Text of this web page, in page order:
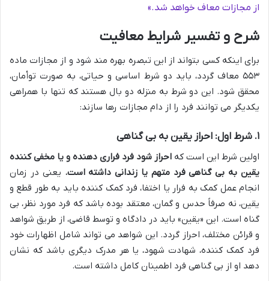
از مجازات معاف خواهد شد.»
شرح و تفسیر شرایط معافیت
برای اینکه کسی بتواند از این تبصره بهره مند شود و از مجازات ماده
۵۵۳ معاف گردد، باید دو شرط اساسی و حیاتی، به صورت توأمان،
محقق شود. این دو شرط به منزله دو بال هستند که تنها با همراهی
یکدیگر می توانند فرد را از دام مجازات رها سازند:
۱. شرط اول: احراز یقین به بی گناهی
اولین شرط این است که احراز شود فرد فراری دهنده و یا مخفی کننده
یقین به بی گناهی فرد متهم یا زندانی داشته است. یعنی در زمان
انجام عمل کمک به فرار یا اختفا، فرد کمک کننده باید به طور قطع و
یقین، نه صرفاً حدس و گمان، معتقد بوده باشد که فرد مورد نظر، بی
گناه است. این «یقین» باید در دادگاه و توسط قاضی، از طریق شواهد
و قرائن مختلف، احراز گردد. این شواهد می تواند شامل اظهارات خود
فرد کمک کننده، شهادت شهود، یا هر مدرک دیگری باشد که نشان
دهد او از بی گناهی فرد اطمینان کامل داشته است.